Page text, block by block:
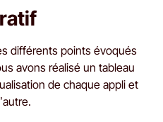
différents points évoqués
avons réalisé un tableau
de chaque appli et